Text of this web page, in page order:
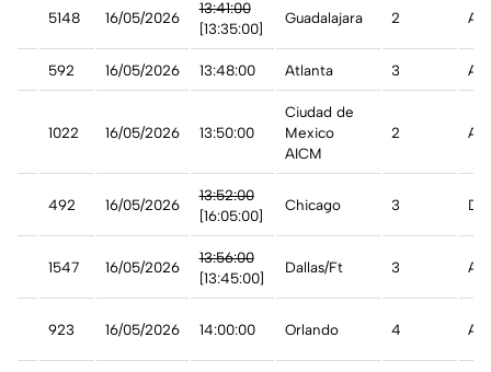
5148 16/05/2026
13:41:00
[13:35:00]
Guadalajara 2 A
592 16/05/2026 13:48:00 Atlanta 3 A
1022 16/05/2026 13:50:00
Ciudad de
Mexico
AICM
2 A
492 16/05/2026
13:52:00
[16:05:00]
Chicago 3
1547 16/05/2026
13:56:00
[13:45:00]
Dallas/Ft 3
923 16/05/2026 14:00:00 Orlando 4 A